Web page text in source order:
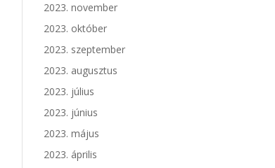
2023. november
2023. október
2023. szeptember
2023. augusztus
2023. július
2023. június
2023. május
2023. április